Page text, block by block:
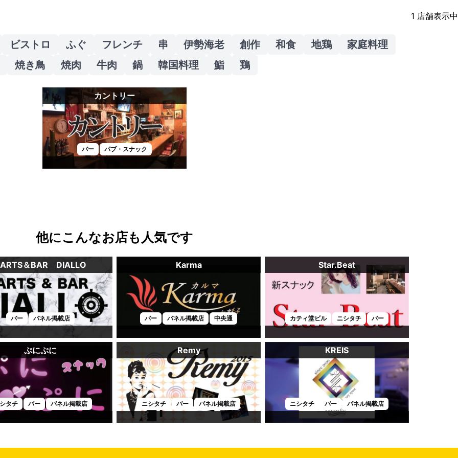
1 店舗表示中
ビストロ ふぐ フレンチ 串 伊勢海老 創作 和食 地鶏
家庭料理
焼き鳥
焼肉 牛肉 鍋 韓国料理 鮨 鶏
カントリー
バー パブ・スナック
他にこんなお店も人気です
＆BAR DIALLO
バー パネル掲載店
Karma
バー パネル掲載店 中央通
Star.Beat
カティ堂ビル ニシタチ バー
ぷにぷに
タチ バー パネル掲載店
Remy
ニシタチ バー パネル掲載店
KREIS
ニシタチ バー パネル掲載店